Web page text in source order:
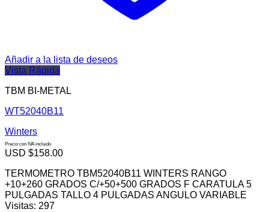
Añadir a la lista de deseos
Vista Rápida
TBM BI-METAL
WT52040B11
Winters
Precio con IVA incluido
USD $158.00
TERMOMETRO TBM52040B11 WINTERS RANGO
+10+260 GRADOS C/+50+500 GRADOS F CARATULA 5
PULGADAS TALLO 4 PULGADAS ANGULO VARIABLE
Visitas: 297